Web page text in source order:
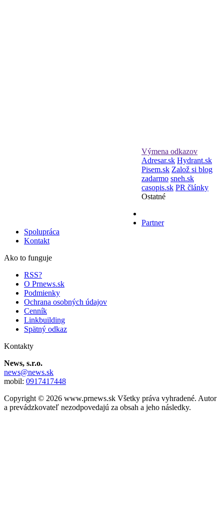
Výmena odkazov
Adresar.sk Hydrant.sk
Pisem.sk Založ si blog
zadarmo sneh.sk
casopis.sk PR články
Ostatné
Partner
Spolupráca
Kontakt
Ako to funguje
RSS?
O Prnews.sk
Podmienky
Ochrana osobných údajov
Cenník
Linkbuilding
Spätný odkaz
Kontakty
News, s.r.o.
news@news.sk
mobil: 0917417448
Copyright © 2026 www.prnews.sk Všetky práva vyhradené. Autor
a prevádzkovateľ nezodpovedajú za obsah a jeho následky.